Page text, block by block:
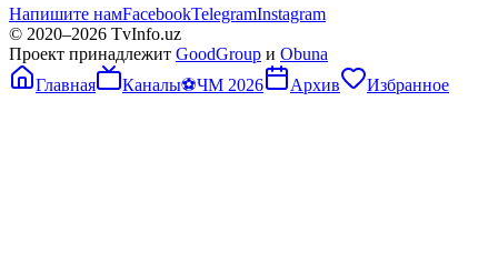
Напишите намFacebookTelegramInstagram
© 2020–2026 TvInfo.uz
Проект принадлежит GoodGroup и Obuna
Главная
Каналы⚽ЧМ 2026 Архив Избранное